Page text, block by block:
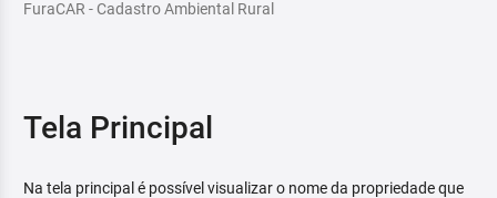
FuraCAR - Cadastro Ambiental Rural
Tela Principal
Na tela principal é possível visualizar o nome da propriedade que